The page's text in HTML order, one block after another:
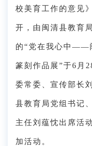
校美育工作的意见
开，由闽清县教育
的“党在我心中——
篆刻作品展”于6月
委常委、宣传部长
县教育局党组书记
主任刘蕴忱出席活
加活动。